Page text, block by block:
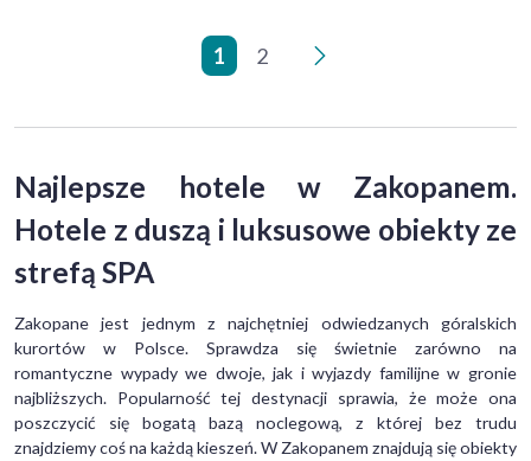
1 2
>
Najlepsze hotele w Zakopanem.
Hotele z duszą i luksusowe obiekty ze
strefą SPA
Zakopane jest jednym z najchętniej odwiedzanych góralskich
kurortów w Polsce. Sprawdza się świetnie zarówno na
romantyczne wypady we dwoje, jak i wyjazdy familijne w gronie
najbliższych. Popularność tej destynacji sprawia, że może ona
poszczycić się bogatą bazą noclegową, z której bez trudu
znajdziemy coś na każdą kieszeń. W Zakopanem znajdują się obiekty